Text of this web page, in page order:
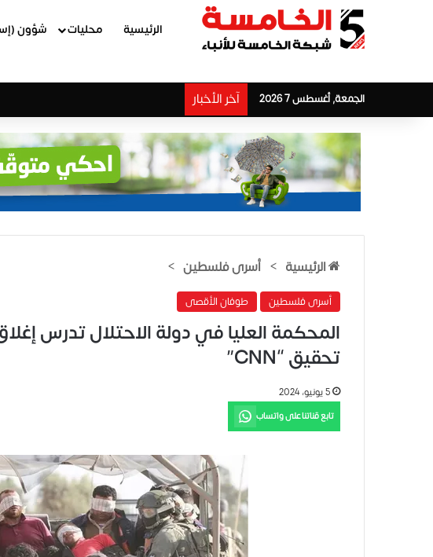
الرئيسية محليات شؤون
الجمعة, أغسطس 7 2026 آخر الأخبار
الرئيسية > أسرى فلسطين >
أسرى فلسطين طوفان الأقصى
المحكمة العليا في دولة الاحتلال تدرس
تحقيق “CNN”
5 يونيو، 2024
تابع قناتنا على واتساب